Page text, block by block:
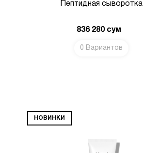
Пептидная сыворотка
836 280сум
0 Вариантов
НОВИНКИ